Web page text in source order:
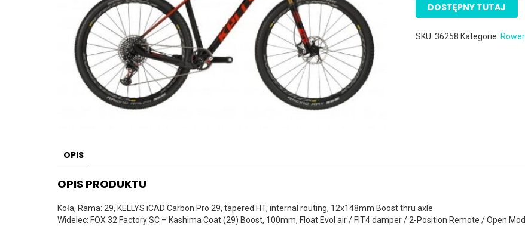
DOSTĘPNY TUTAJ
SKU:36258 Kategorie:
OPIS
OPIS PRODUKTU
Koła, Rama: 29, KELLYS iCAD Carbon Pro 29, tapered HT, internal routing, 12x148mm Boost thru axle
Widelec: FOX 32 Factory SC – Kashima Coat (29) Boost, 100mm, Float Evol air / FIT4 damper / 2-Position Remote / Open